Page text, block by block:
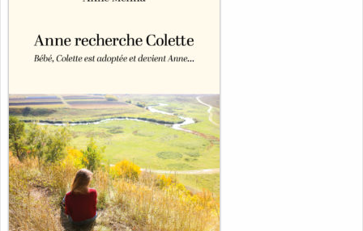
NOUVEAUTÉS
AVIS
A LA UNE